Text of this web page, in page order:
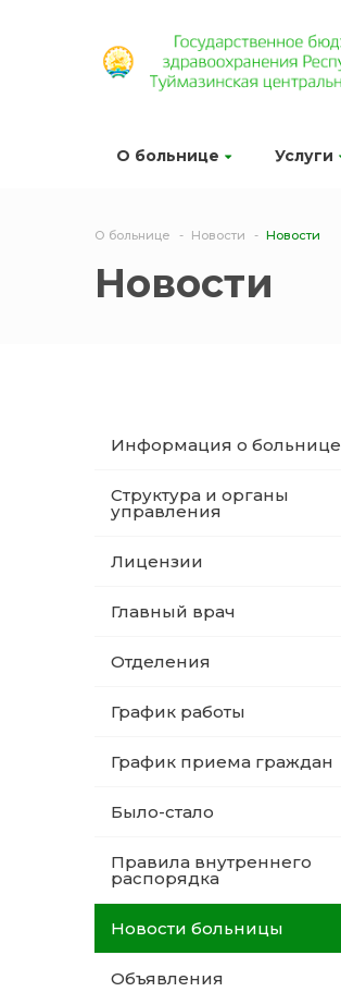
О больнице Услуги
О больнице Новости Новости
Новости
Информация о больнице
Структура и органы
управления
Лицензии
Главный врач
Отделения
График работы
График приема граждан
Было-стало
Правила внутреннего
распорядка
Новости больницы
Объявления